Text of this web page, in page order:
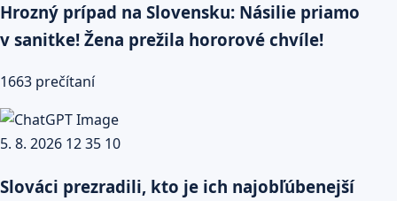
Hrozný prípad na Slovensku: Násilie priamo
v sanitke! Žena prežila hororové chvíle!
1663 prečítaní
Slováci prezradili, kto je ich najobľúbenejší